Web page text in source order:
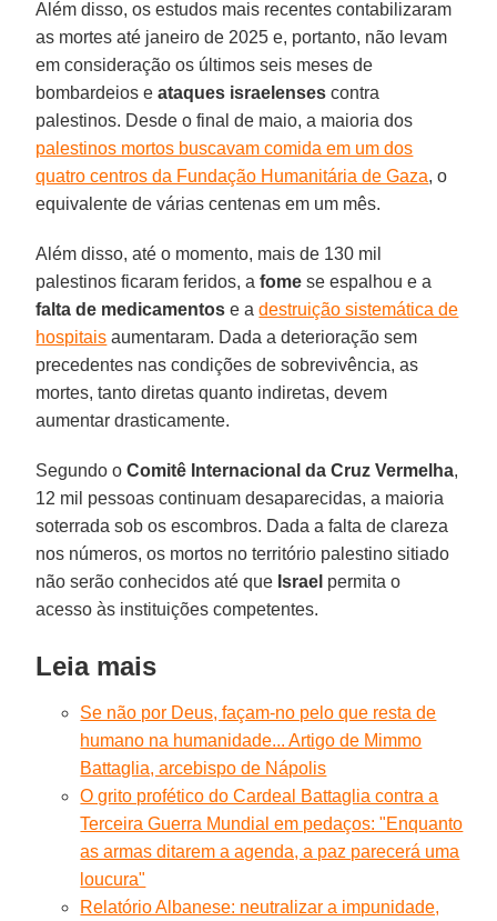
Além disso, os estudos mais recentes contabilizaram
as mortes até janeiro de 2025 e, portanto, não levam
em consideração os últimos seis meses de
bombardeios eataques israelenses contra
palestinos. Desde o final de maio, a maioria dos
palestinos mortos buscavam comida em um dos
quatro centros da Fundação Humanitária de Gaza, o
equivalente de várias centenas em um mês.
Além disso, até o momento, mais de 130 mil
palestinos ficaram feridos, afome se espalhou e a
falta de medicamentos e adestruição sistemática de
hospitais aumentaram. Dada a deterioração sem
precedentes nas condições de sobrevivência, as
mortes, tanto diretas quanto indiretas, devem
aumentar drasticamente.
Segundo oComitê Internacional da Cruz Vermelha,
12 mil pessoas continuam desaparecidas, a maioria
soterrada sob os escombros. Dada a falta de clareza
nos números, os mortos no território palestino sitiado
não serão conhecidos até que Israel permita o
acesso às instituições competentes.
Leia mais
Se não por Deus, façam-no pelo que resta de
humano na humanidade... Artigo de Mimmo
Battaglia, arcebispo de Nápolis
O grito profético do Cardeal Battaglia contra a
Terceira Guerra Mundial em pedaços: "Enquanto
as armas ditarem a agenda, a paz parecerá uma
loucura"
Relatório Albanese: neutralizar a impunidade,